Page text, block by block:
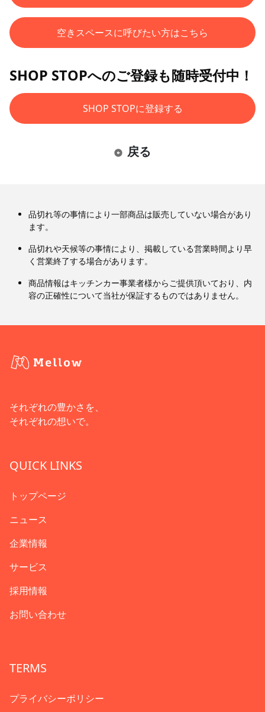
空きスペースに呼びたい方はこちら
SHOP STOPへのご登録も随時受付中！
SHOP STOPに登録する
戻る
品切れ等の事情により一部商品は販売していない場合があり
ます。
品切れや天候等の事情により、掲載している営業時間より早
く営業終了する場合があります。
商品情報はキッチンカー事業者様からご提供頂いており、内
容の正確性について当社が保証するものではありません。
それぞれの豊かさを、
それぞれの想いで。
QUICK LINKS
トップページ
ニュース
企業情報
サービス
採用情報
お問い合わせ
TERMS
プライバシーポリシー